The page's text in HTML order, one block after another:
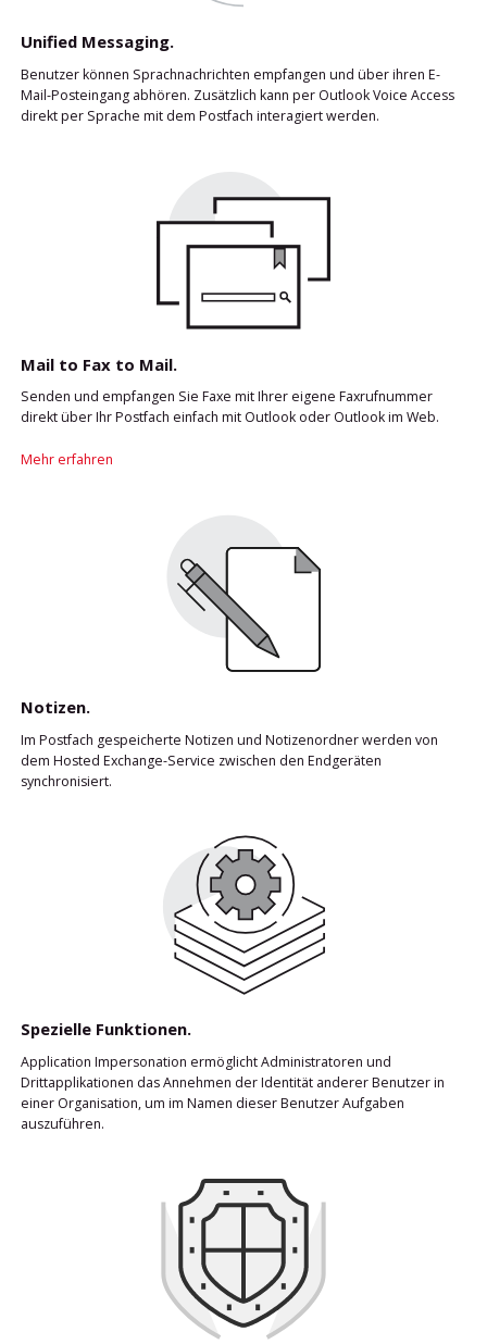
Unified Messaging.
Benutzer können Sprachnachrichten empfangen und über ihren E-
Mail-Posteingang abhören. Zusätzlich kann per Outlook Voice Access
direkt per Sprache mit dem Postfach interagiert werden.
Mail to Fax to Mail.
Senden und empfangen Sie Faxe mit Ihrer eigene Faxrufnummer
direkt über Ihr Postfach einfach mit Outlook oder Outlook im Web.
Mehr erfahren
Notizen.
Im Postfach gespeicherte Notizen und Notizenordner werden von
dem Hosted Exchange-Service zwischen den Endgeräten
synchronisiert.
Spezielle Funktionen.
Application Impersonation ermöglicht Administratoren und
Drittapplikationen das Annehmen der Identität anderer Benutzer in
einer Organisation, um im Namen dieser Benutzer Aufgaben
auszuführen.